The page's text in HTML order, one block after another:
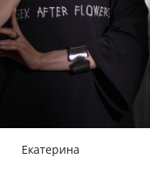
Екатерина